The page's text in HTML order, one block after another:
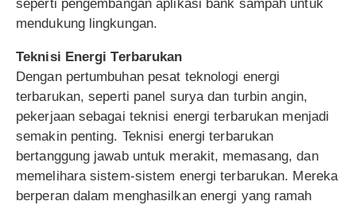
seperti pengembangan aplikasi bank sampah untuk
mendukung lingkungan.
Teknisi Energi Terbarukan
Dengan pertumbuhan pesat teknologi energi
terbarukan, seperti panel surya dan turbin angin,
pekerjaan sebagai teknisi energi terbarukan menjadi
semakin penting. Teknisi energi terbarukan
bertanggung jawab untuk merakit, memasang, dan
memelihara sistem-sistem energi terbarukan. Mereka
berperan dalam menghasilkan energi yang ramah